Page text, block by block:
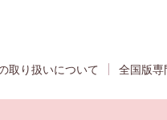
取り扱いについて 全国版